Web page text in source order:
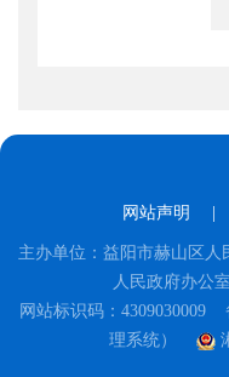
网站声明
主办单位：益阳市赫山区
人民政府办公
网站标识码：4309030009
理系统）